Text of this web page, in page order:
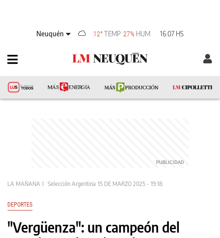
Neuquén 12°TEMP 27% HUM 16:07 HS
LA MAÑANA Selección Argentina 15 DE MARZO 2025 - 19:18
DEPORTES
"Vergüenza": un campeón del